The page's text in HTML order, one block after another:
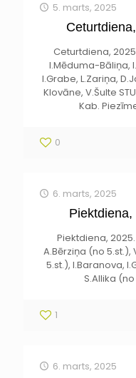
5. marts, 2025
Ceturtdiena,
I.Mēduma-Bāliņa,
I.Grabe, L.Zariņa,
Klovāne, V.Šulte
Kab.
0
6. marts, 2025
Piektdiena,
A.Bērziņa (no 5.st.),
5.st.), I.Baranova,
S.Allika
1
6. marts, 2025